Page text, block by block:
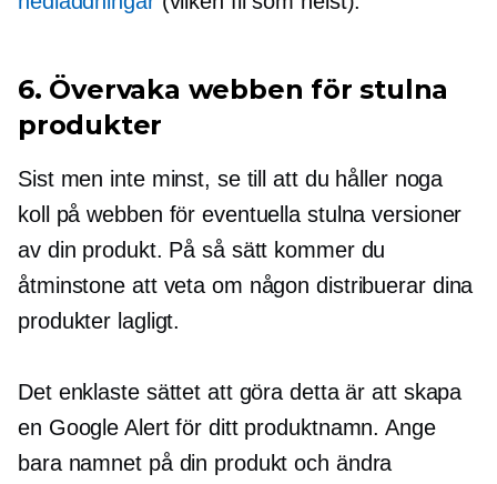
6. Övervaka webben för stulna
produkter
Sist men inte minst, se till att du håller noga
koll på webben för eventuella stulna versioner
av din produkt. På så sätt kommer du
åtminstone att veta om någon distribuerar dina
produkter lagligt.
Det enklaste sättet att göra detta är att skapa
en Google Alert för ditt produktnamn. Ange
bara namnet på din produkt och ändra